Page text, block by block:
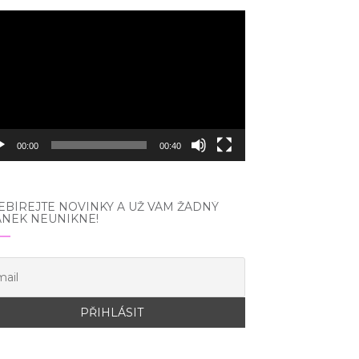
00:00 00:40
NOVINKY A UŽ VÁM ŽÁDNÝ
NEUNIKNE!